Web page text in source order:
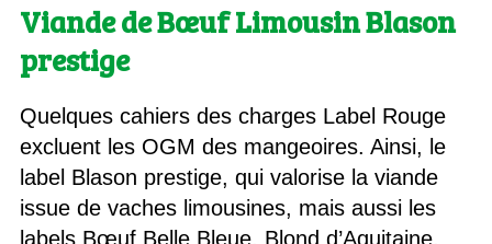
Viande de Bœuf Limousin Blason
prestige
Quelques cahiers des charges Label Rouge
excluent les OGM des mangeoires. Ainsi, le
label Blason prestige, qui valorise la viande
issue de vaches limousines, mais aussi les
labels Bœuf Belle Bleue, Blond d’Aquitaine,